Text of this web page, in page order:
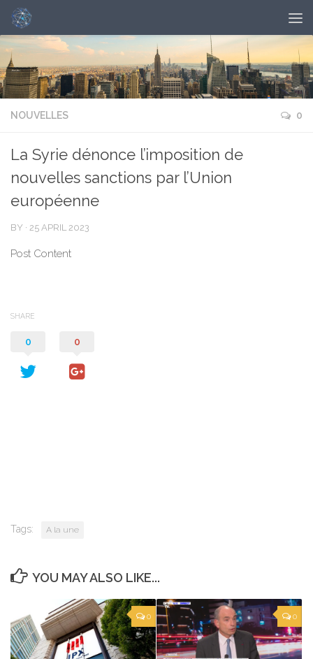
NOUVELLES 0
La Syrie dénonce l’imposition de
nouvelles sanctions par l’Union
européenne
BY · 25 APRIL 2023
Post Content
SHARE
0 0
Tags: A la une
YOU MAY ALSO LIKE...
0 0